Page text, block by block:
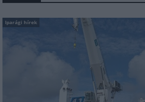
Iparági hírek